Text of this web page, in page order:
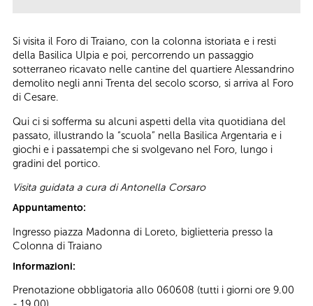
Si visita il Foro di Traiano, con la colonna istoriata e i resti
della Basilica Ulpia e poi, percorrendo un passaggio
sotterraneo ricavato nelle cantine del quartiere Alessandrino
demolito negli anni Trenta del secolo scorso, si arriva al Foro
di Cesare.
Qui ci si sofferma su alcuni aspetti della vita quotidiana del
passato, illustrando la “scuola” nella Basilica Argentaria e i
giochi e i passatempi che si svolgevano nel Foro, lungo i
gradini del portico.
Visita guidata a cura di Antonella Corsaro
Appuntamento:
Ingresso piazza Madonna di Loreto, biglietteria presso la
Colonna di Traiano
Informazioni:
Prenotazione obbligatoria allo 060608 (tutti i giorni ore 9.00